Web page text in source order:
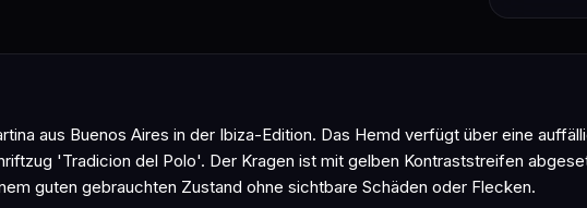
aus Buenos Aires in der Ibiza-Edition. Das Hemd verfügt über eine
'Tradicion del Polo'. Der Kragen ist mit gelben Kontraststreifen
guten gebrauchten Zustand ohne sichtbare Schäden oder Flecken.